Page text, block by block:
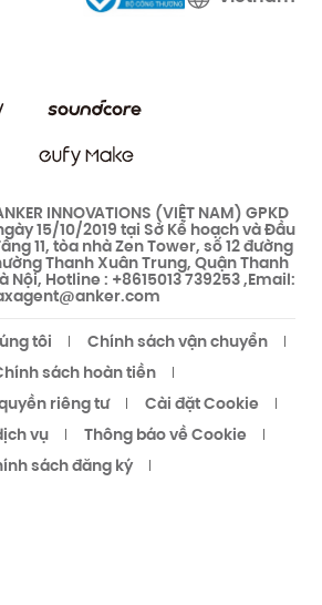
eufy
INNOVATIONS (VIỆT NAM) GPKD
15/10/2019 tại Sở Kế hoạch và Đầu
11, tòa nhà Zen Tower, số 12 đường
Thanh Xuân Trung, Quận Thanh
Nội, Hotline : +8615013 739253 ,Email:
tôi
Chính sách vận chuyển
sách hoàn tiền
riêng tư
Cài đặt Cookie
vụ
Thông báo về Cookie
sách đăng ký